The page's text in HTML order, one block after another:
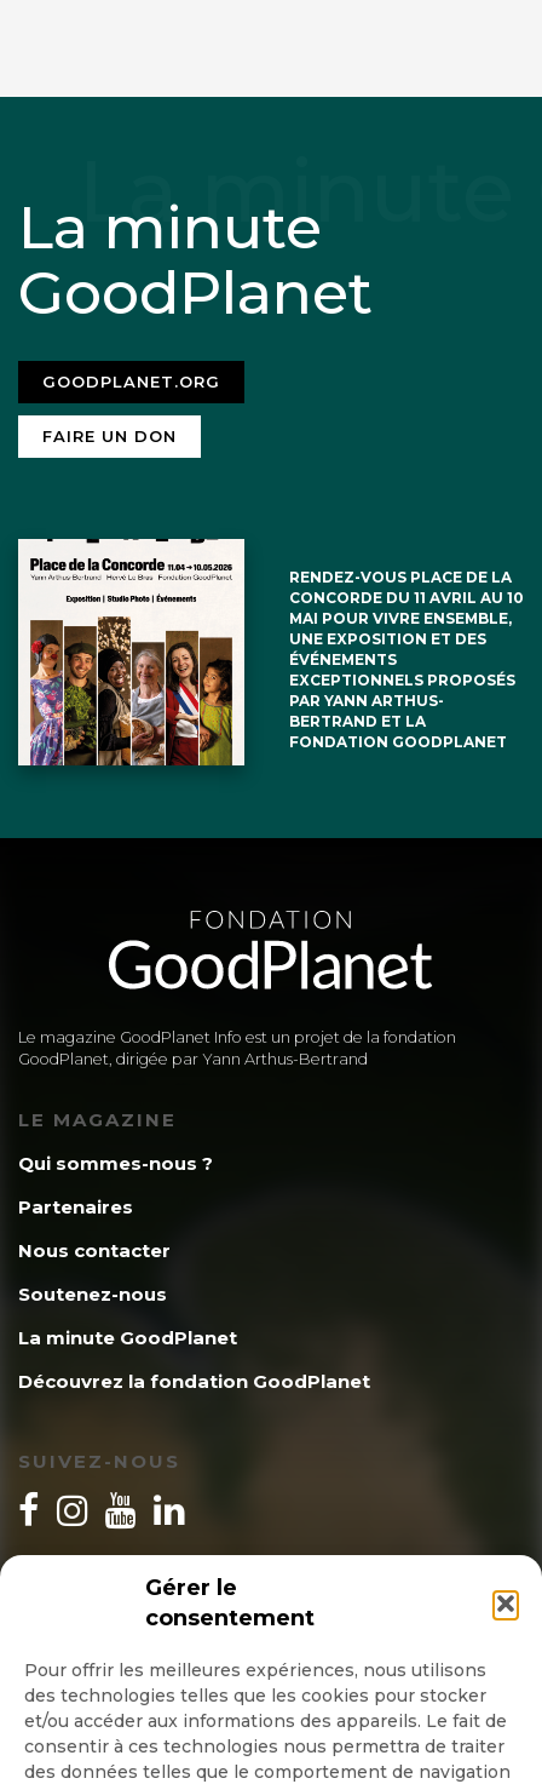
Gérer le
consentement
Pour offrir les meilleures expériences, nous utilisons
des technologies telles que les cookies pour stocker
et/ou accéder aux informations des appareils. Le fait de
consentir à ces technologies nous permettra de traiter
des données telles que le comportement de navigation
La minute
GoodPlanet
GOODPLANET.ORG
FAIRE UN DON
RENDEZ-VOUS PLACE DE LA
CONCORDE DU 11 AVRIL AU 10
MAI POUR VIVRE ENSEMBLE,
UNE EXPOSITION ET DES
ÉVÉNEMENTS
EXCEPTIONNELS PROPOSÉS
PAR YANN ARTHUS-
BERTRAND ET LA
FONDATION GOODPLANET
Le magazine GoodPlanet Info est un projet de la fondation
GoodPlanet, dirigée par Yann Arthus-Bertrand
LE MAGAZINE
Qui sommes-nous ?
Partenaires
Nous contacter
Soutenez-nous
La minute GoodPlanet
Découvrez la fondation GoodPlanet
SUIVEZ-NOUS
INSCRIPTION NEWSLETTER
Quotidienne
Hebdo